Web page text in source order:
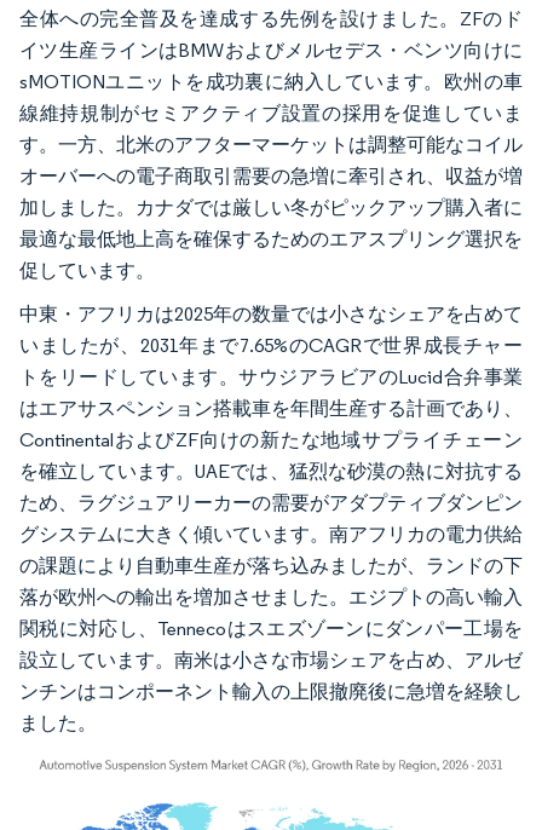
全体への完全普及を達成する先例を設けました。ZFのド
イツ生産ラインはBMWおよびメルセデス・ベンツ向けに
sMOTIONユニットを成功裏に納入しています。欧州の車
線維持規制がセミアクティブ設置の採用を促進していま
す。一方、北米のアフターマーケットは調整可能なコイル
オーバーへの電子商取引需要の急増に牽引され、収益が増
加しました。カナダでは厳しい冬がピックアップ購入者に
最適な最低地上高を確保するためのエアスプリング選択を
促しています。
中東・アフリカは2025年の数量では小さなシェアを占めて
いましたが、2031年まで7.65%のCAGRで世界成長チャー
トをリードしています。サウジアラビアのLucid合弁事業
はエアサスペンション搭載車を年間生産する計画であり、
ContinentalおよびZF向けの新たな地域サプライチェーン
を確立しています。UAEでは、猛烈な砂漠の熱に対抗する
ため、ラグジュアリーカーの需要がアダプティブダンピン
グシステムに大きく傾いています。南アフリカの電力供給
の課題により自動車生産が落ち込みましたが、ランドの下
落が欧州への輸出を増加させました。エジプトの高い輸入
関税に対応し、Tennecoはスエズゾーンにダンパー工場を
設立しています。南米は小さな市場シェアを占め、アルゼ
ンチンはコンポーネント輸入の上限撤廃後に急増を経験し
ました。